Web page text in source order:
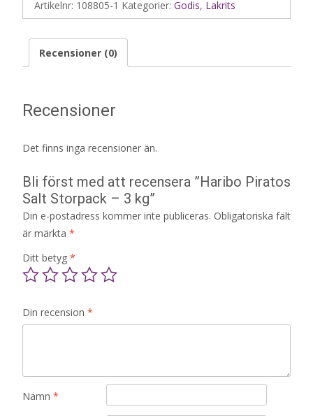
Artikelnr: 108805-1 Kategorier: Godis, Lakrits
Recensioner (0)
Recensioner
Det finns inga recensioner än.
Bli först med att recensera ”Haribo Piratos
Salt Storpack – 3 kg”
Din e-postadress kommer inte publiceras. Obligatoriska fält
är märkta *
Ditt betyg *
Din recension *
Namn *